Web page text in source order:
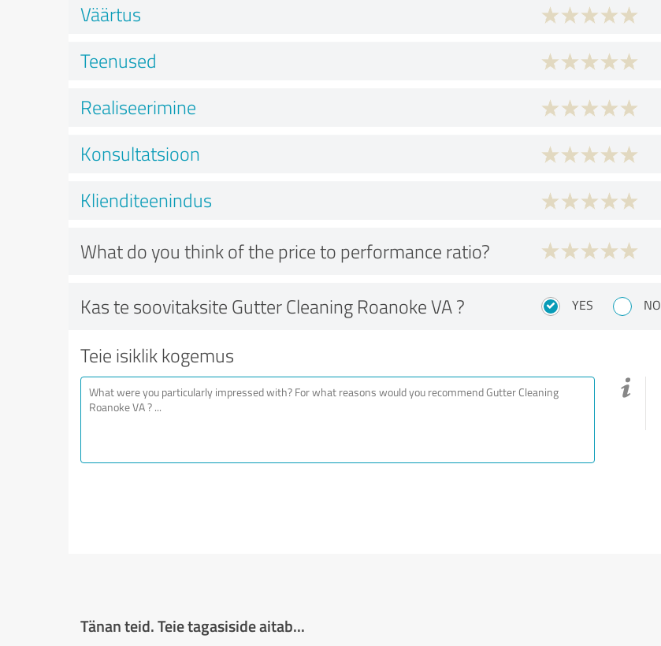
Väärtus
Teenused
Realiseerimine
Konsultatsioon
Klienditeenindus
What do you think of the price to performance ratio?
Kas te soovitaksite Gutter Cleaning Roanoke VA ? YES NO
Teie isiklik kogemus
Tänan teid. Teie tagasiside aitab...